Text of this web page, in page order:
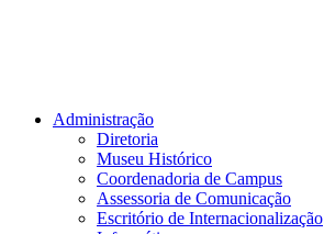
Administração
Diretoria
Museu Histórico
Coordenadoria de Campus
Assessoria de Comunicação
Escritório de Internacionalização